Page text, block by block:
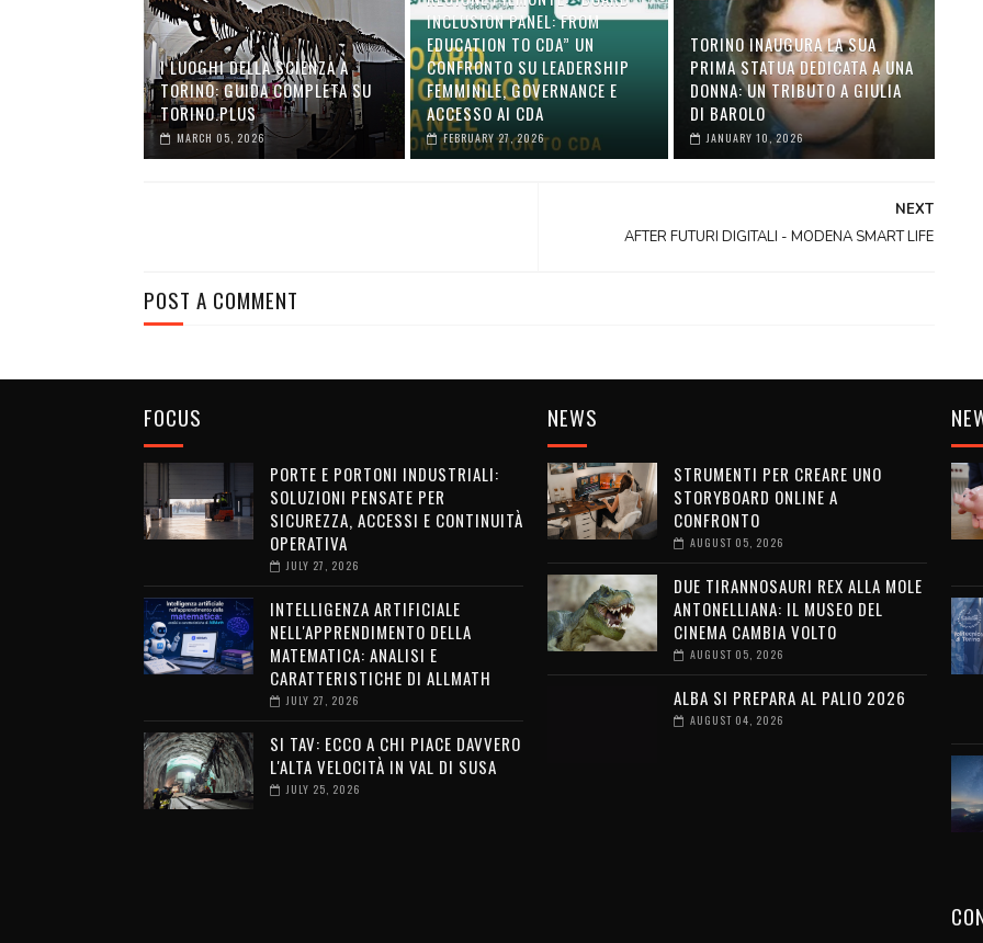
I LUOGHI DELLA SCIENZA A
TORINO: GUIDA COMPLETA SU
TORINO.PLUS
MARCH 05, 2026
INCLUSION PANEL: FROM
EDUCATION TO CDA” UN
CONFRONTO SU LEADERSHIP
FEMMINILE, GOVERNANCE E
ACCESSO AI CDA
FEBRUARY 27, 2026
TORINO INAUGURA LA SUA
PRIMA STATUA DEDICATA A UNA
DONNA: UN TRIBUTO A GIULIA
DI BAROLO
JANUARY 10, 2026
NEXT
AFTER FUTURI DIGITALI - MODENA SMART LIFE
POST A COMMENT
FOCUS
PORTE E PORTONI INDUSTRIALI:
SOLUZIONI PENSATE PER
SICUREZZA, ACCESSI E CONTINUITÀ
OPERATIVA
JULY 27, 2026
INTELLIGENZA ARTIFICIALE
NELL'APPRENDIMENTO DELLA
MATEMATICA: ANALISI E
CARATTERISTICHE DI ALLMATH
JULY 27, 2026
SI TAV: ECCO A CHI PIACE DAVVERO
L'ALTA VELOCITÀ IN VAL DI SUSA
JULY 25, 2026
NEWS
STRUMENTI PER CREARE UNO
STORYBOARD ONLINE A
CONFRONTO
AUGUST 05, 2026
DUE TIRANNOSAURI REX ALLA MOLE
ANTONELLIANA: IL MUSEO DEL
CINEMA CAMBIA VOLTO
AUGUST 05, 2026
ALBA SI PREPARA AL PALIO 2026
AUGUST 04, 2026